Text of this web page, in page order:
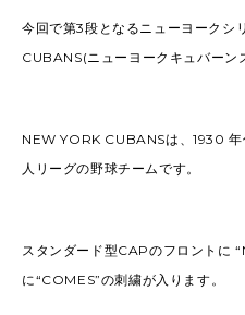
今回で第3段となるニューヨークシ
CUBANS(ニューヨークキュバーン
NEW YORK CUBANSは、1930
人リーグの野球チームです。
スタンダード型CAPのフロントに
に“COMES”の刺繍が入ります。